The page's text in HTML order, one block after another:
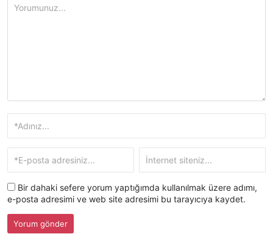
Bir dahaki sefere yorum yaptığımda kullanılmak üzere adımı,
e-posta adresimi ve web site adresimi bu tarayıcıya kaydet.